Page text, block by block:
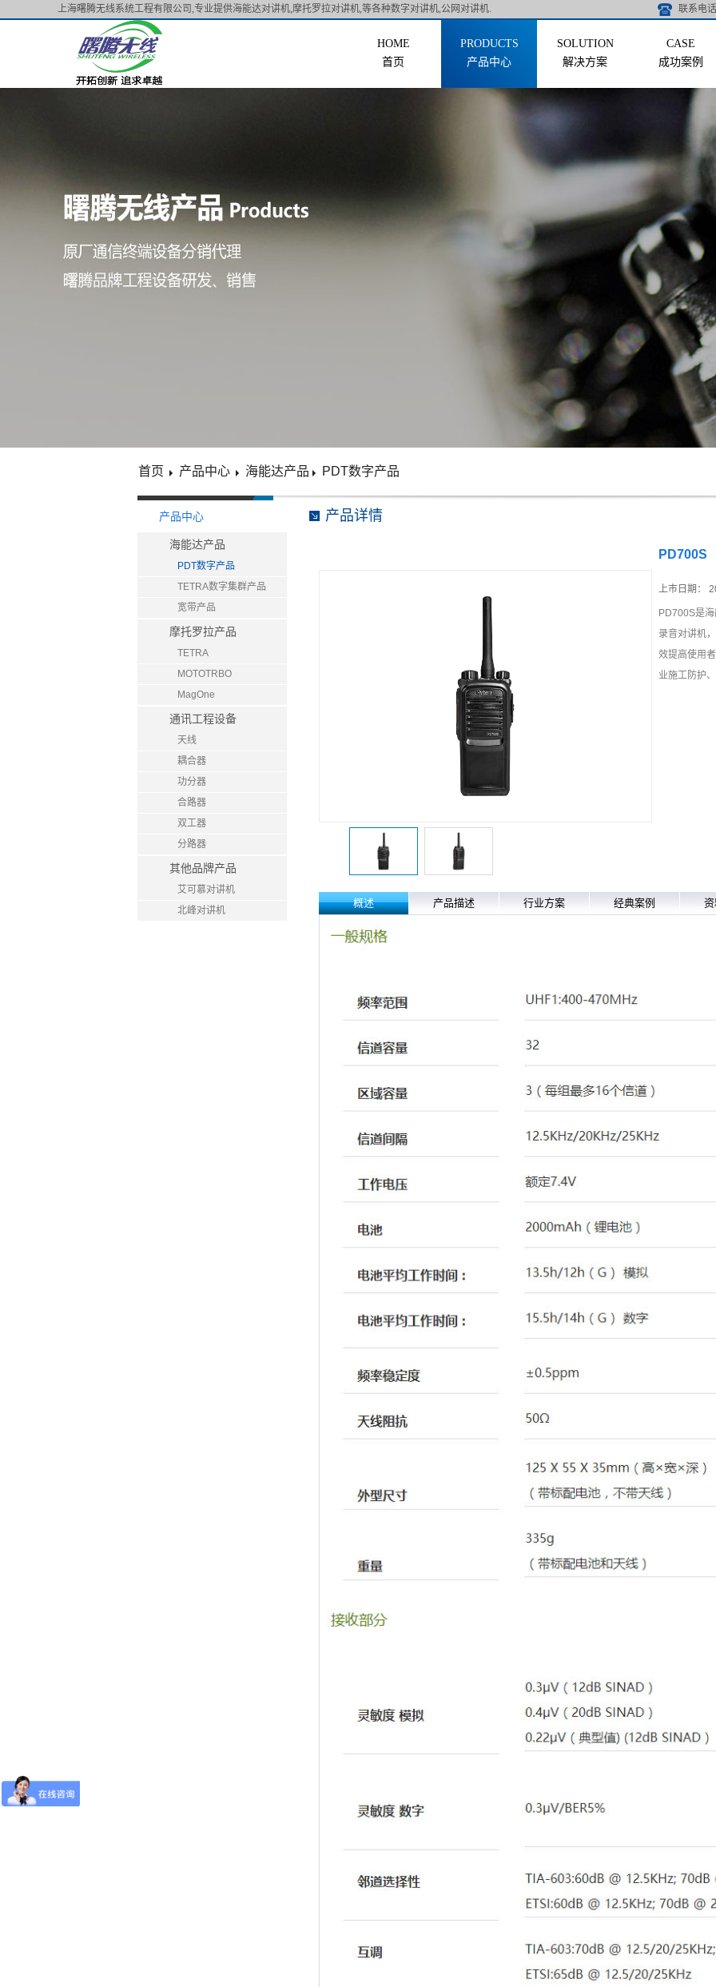
上海曙腾无线系统工程有限公司,专业提供海能达对讲机,摩托罗拉对讲机,等各种数字对讲机,公网对讲机. 联系电
首页 产品中心 解决方案 成功案例
产品中心
海能达产品
PDT数字产品
TETRA数字集群产品
宽带产品
摩托罗拉产品
TETRA
MOTOTRBO
MagOne
通讯工程设备
天线
耦合器
功分器
合路器
双工器
分路器
其他品牌产品
艾可慕对讲机
北峰对讲机
产品详情
首页 产品中心 海能达产品 PDT数字产品
PD700S
上市日期：
PD700S是
录音对讲机
效提高使用
业施工防护
概述 产品描述 行业方案 经典案例